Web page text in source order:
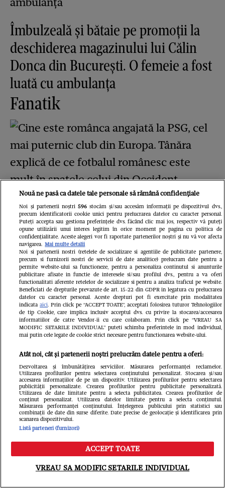
Îmbulzeală și bătaie pe promoții la
deschiderea magazinului lui Călin
Donca din București. O femeie a fost
luată cu ambulanța
Fanatik
Cine este românca angajată la PSG,
cel mai puternic club din Europa.
Tânăra explică de ce fotbalul
românesc este mult în spatele celui
din Occident
GSP.ro
Ghencea superbă: reprezentanta
României la „Miss Universe” și-a
susținut favoritul din tribune, la
FCSB - FC Argeș
Redactia.ro
Meniu Caută
Nouă ne pasă ca datele tale personale să rămână confidențiale
Noi și partenerii noștri 596stocăm și/sau accesăm informații pe dispozitivul dvs.,
precum identificatorii cookie unici pentru prelucrarea datelor cu caracter personal.
Puteți accepta sau gestiona preferințele dvs. făcând clic mai jos, respectiv vă puteți
opune utilizării unui interes legitim în orice moment pe pagina cu politica de
confidențialitate. Aceste alegeri vor fi raportate partenerilor noștri și nu vă vor afecta
navigarea. Mai multe detalii
Noi si partenerii nostri (retelele de socializare si agentiile de publicitate partenere,
precum si furnizorii nostri de servicii de date analitice) prelucram date pentru a
permite website-ului sa functioneze, pentru a personaliza continutul si anunturile
publicitare afisate in functie de interesele si/sau profilul dvs., pentru a va oferi
functionalitati aferente retelelor de socializare si pentru a analiza traficul pe website.
Beneficiati de drepturile prevazute de art. 15-22 din GDPR in legatura cu prelucrarea
datelor cu caracter personal. Aceste drepturi pot fi exercitate prin modalitatea
indicataaici. Prin click pe “ACCEPT TOATE”, acceptati folosirea tuturor Tehnologiilor
de tip Cookie, care implica inclusiv acceptul dvs. cu privire la stocarea/accesarea
informatiilor de catre Vendor-ii cu care colaboram. Prin click pe “VREAU SA
MODIFIC SETARILE INDIVIDUAL” puteti schimba preferintele in mod individual,
mai putin cele legate de cookie strict necesare pentru functionarea website-ului.
Atât noi, cât și partenerii noștri prelucrăm datele pentru a oferi:
Dezvoltarea și îmbunătățirea serviciilor. Măsurarea performanței reclamelor.
Utilizarea profilurilor pentru selectarea conținutului personalizat. Stocarea și/sau
accesarea informațiilor de pe un dispozitiv. Utilizarea profilurilor pentru selectarea
publicității personalizate. Crearea profilurilor pentru publicitate personalizată.
Utilizarea de date limitate pentru a selecta publicitatea. Crearea profilurilor de
conținut personalizat. Utilizarea datelor limitate pentru a selecta conținutul.
Măsurarea performanței conținutului. Înțelegerea publicului prin statistici sau
combinații de date din surse diferite. Date precise de geolocație și identificarea prin
scanarea dispozitivului.
Listă parteneri (furnizori)
ACCEPT TOATE
VREAU SA MODIFIC SETARILE INDIVIDUAL